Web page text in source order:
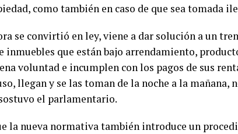
como también en caso de que sea tomada
se convirtió en ley, viene a dar solución a un
inmuebles que están bajo arrendamiento,
voluntad e incumplen con los pagos de sus
llegan y se las toman de la noche a la mañana,
el parlamentario.
la nueva normativa también introduce un